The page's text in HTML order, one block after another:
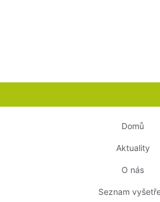
Domů
Aktuality
O nás
Seznam